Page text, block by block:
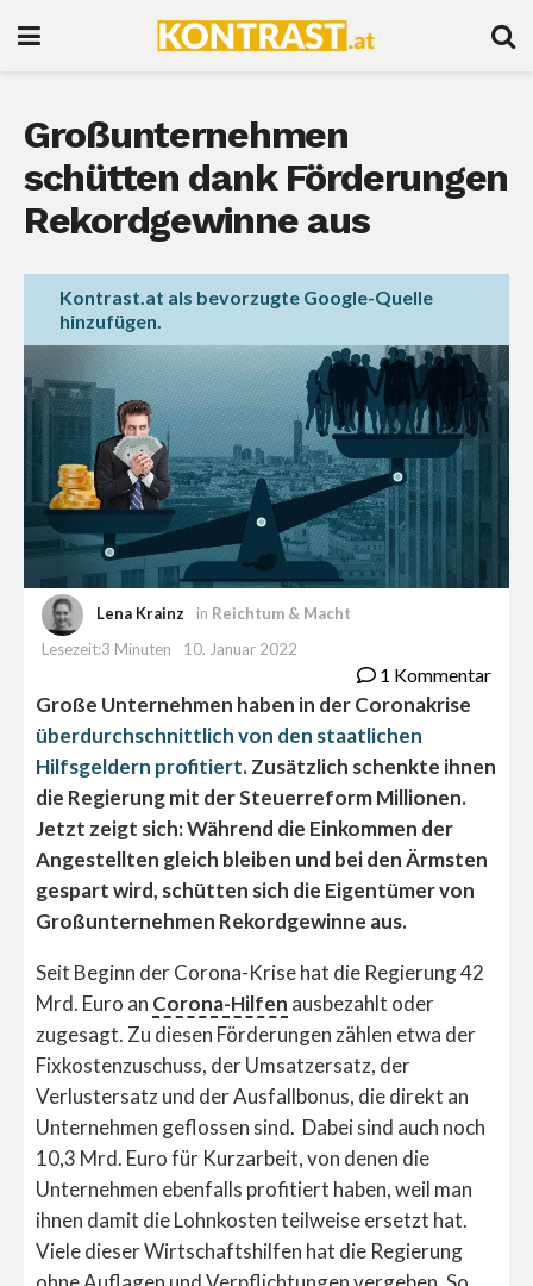
Großunternehmen
schütten dank Förderungen
Rekordgewinne aus
Kontrast.at als bevorzugte Google-Quelle
hinzufügen.
Lena Krainz in Reichtum & Macht
Lesezeit:3 Minuten
10. Januar 2022
1 Kommentar
Große Unternehmen haben in der Coronakrise
überdurchschnittlich von den staatlichen
Hilfsgeldern profitiert. Zusätzlich schenkte ihnen
die Regierung mit der Steuerreform Millionen.
Jetzt zeigt sich: Während die Einkommen der
Angestellten gleich bleiben und bei den Ärmsten
gespart wird, schütten sich die Eigentümer von
Großunternehmen Rekordgewinne aus.
Seit Beginn der Corona-Krise hat die Regierung 42
Mrd. Euro an Corona-Hilfen ausbezahlt oder
zugesagt. Zu diesen Förderungen zählen etwa der
Fixkostenzuschuss, der Umsatzersatz, der
Verlustersatz und der Ausfallbonus, die direkt an
Unternehmen geflossen sind. Dabei sind auch noch
10,3 Mrd. Euro für Kurzarbeit, von denen die
Unternehmen ebenfalls profitiert haben, weil man
ihnen damit die Lohnkosten teilweise ersetzt hat.
Viele dieser Wirtschaftshilfen hat die Regierung